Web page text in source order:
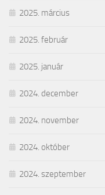
2025. március
2025. február
2025. január
2024. december
2024. november
2024. október
2024. szeptember